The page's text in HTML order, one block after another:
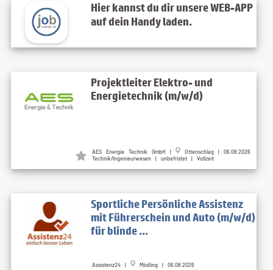
Hier kannst du dir unsere WEB-APP
auf dein Handy laden.
Projektleiter Elektro- und
Energietechnik (m/w/d)
AES Energie Technik GmbH | Ottenschlag | 06.08.2026
Technik/Ingenieurwesen | unbefristet | Vollzeit
Sportliche Persönliche Assistenz
mit Führerschein und Auto (m/w/d)
für blinde ...
Assistenz24 | Mödling | 06.08.2026